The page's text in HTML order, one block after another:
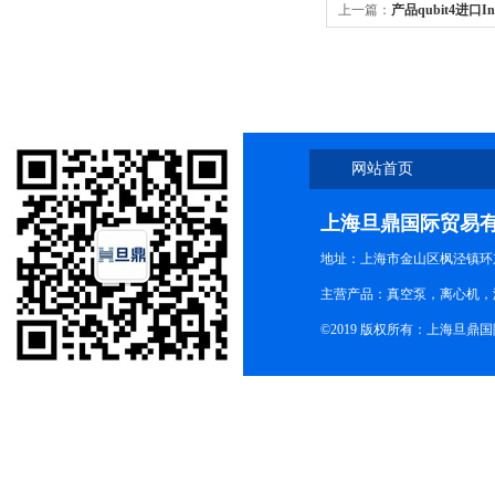
上一篇： 产品qubit4进口
网站首页
上海旦鼎国际贸易
地址：上海市金山区枫泾镇
主营产品：真空泵，离心机
©2019 版权所有：上海旦鼎